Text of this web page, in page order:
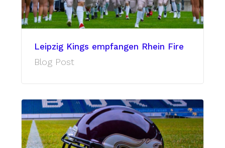
Leipzig Kings empfangen Rhein Fire
Blog Post